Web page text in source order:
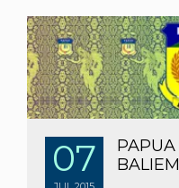
07
PAPUA
BALIEM